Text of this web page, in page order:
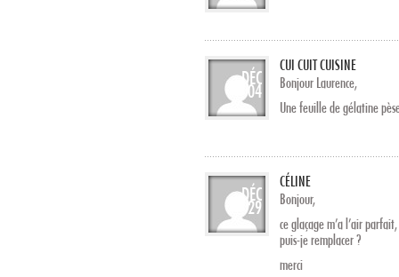
DÉC
04
CUI CUIT CUISINE
Bonjour Laurence,
Une feuille de gélatine
DÉC
29
CÉLINE
Bonjour,
ce glaçage m’a l’air
puis-je remplacer ?
merci